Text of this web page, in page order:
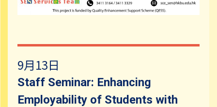
9月13日
Staff Seminar: Enhancing
Employability of Students with